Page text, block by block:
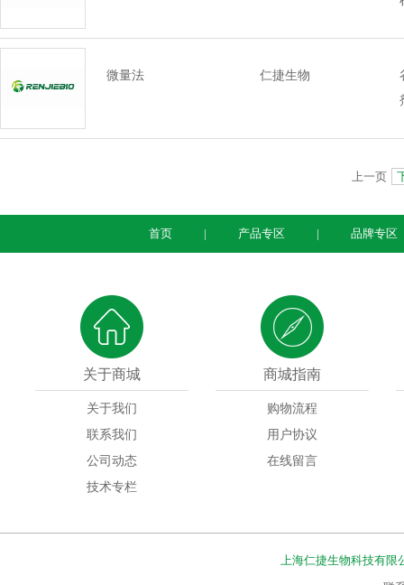
微量法 仁捷生物
上一页
首页 | 产品专区 | 品牌专区
关于商城
关于我们
联系我们
公司动态
技术专栏
商城指南
购物流程
用户协议
在线留言
上海仁捷生物科技有限